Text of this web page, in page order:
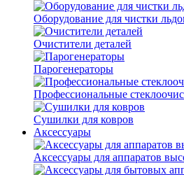
Оборудование для чистки
Очистители деталей
Парогенераторы
Профессиональные
Сушилки для ковров
Аксессуары
Аксессуары для аппаратов